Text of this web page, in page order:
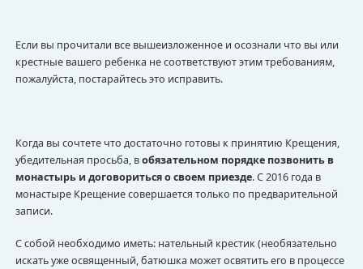
Если вы прочитали все вышеизложенное и осознали что вы или
крестные вашего ребенка не соответствуют этим требованиям,
пожалуйста, постарайтесь это исправить.
Когда вы сочтете что достаточно готовы к принятию Крещения,
убедительная просьба, вобязательном порядке позвонить в
монастырь и договориться о своем приезде. С 2016 года в
монастыре Крещение совершается только по предварительной
записи.
С собой необходимо иметь: нательный крестик (необязательно
искать уже освященный, батюшка может освятить его в процессе